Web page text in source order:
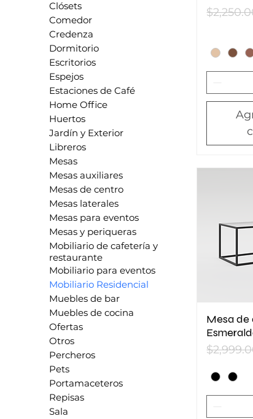
Clósets
Comedor
Credenza
Dormitorio
Escritorios
Espejos
Estaciones de Café
Home Office
Huertos
Jardín y Exterior
Libreros
Mesas
Mesas auxiliares
Mesas de centro
Mesas laterales
Mesas para eventos
Mesas y periqueras
Mobiliario de cafetería y
restaurante
Mobiliario para eventos
Mobiliario Residencial
Muebles de bar
Muebles de cocina
Ofertas
Otros
Percheros
Pets
Portamaceteros
Repisas
Sala
Precio
Mesa de
Precio